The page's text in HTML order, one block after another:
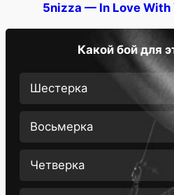
5nizza — In Love With
Какой бой для
Шестерка
Восьмерка
Четверка